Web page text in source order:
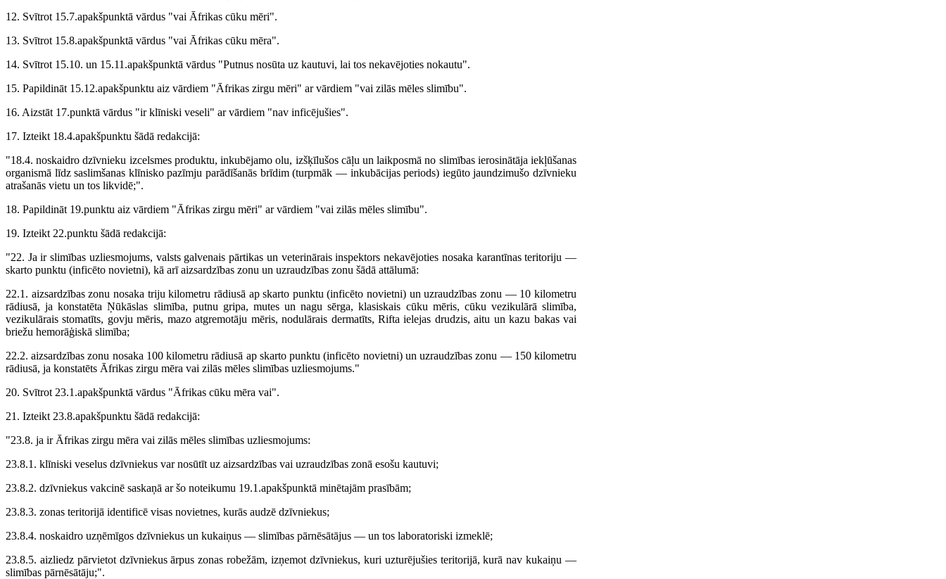
12. Svītrot 15.7.apakšpunktā vārdus "vai Āfrikas cūku mēri".
13. Svītrot 15.8.apakšpunktā vārdus "vai Āfrikas cūku mēra".
14. Svītrot 15.10. un 15.11.apakšpunktā vārdus "Putnus nosūta uz kautuvi, lai tos nekavējoties nokautu".
15. Papildināt 15.12.apakšpunktu aiz vārdiem "Āfrikas zirgu mēri" ar vārdiem "vai zilās mēles slimību".
16. Aizstāt 17.punktā vārdus "ir klīniski veseli" ar vārdiem "nav inficējušies".
17. Izteikt 18.4.apakšpunktu šādā redakcijā:
"18.4. noskaidro dzīvnieku izcelsmes produktu, inkubējamo olu, izšķīlušos cāļu un laikposmā no slimības ierosinātāja iekļūšanas
organismā līdz saslimšanas klīnisko pazīmju parādīšanās brīdim (turpmāk — inkubācijas periods) iegūto jaundzimušo dzīvnieku
atrašanās vietu un tos likvidē;".
18. Papildināt 19.punktu aiz vārdiem "Āfrikas zirgu mēri" ar vārdiem "vai zilās mēles slimību".
19. Izteikt 22.punktu šādā redakcijā:
"22. Ja ir slimības uzliesmojums, valsts galvenais pārtikas un veterinārais inspektors nekavējoties nosaka karantīnas teritoriju —
skarto punktu (inficēto novietni), kā arī aizsardzības zonu un uzraudzības zonu šādā attālumā:
22.1. aizsardzības zonu nosaka triju kilometru rādiusā ap skarto punktu (inficēto novietni) un uzraudzības zonu — 10 kilometru
rādiusā, ja konstatēta Ņūkāslas slimība, putnu gripa, mutes un nagu sērga, klasiskais cūku mēris, cūku vezikulārā slimība,
vezikulārais stomatīts, govju mēris, mazo atgremotāju mēris, nodulārais dermatīts, Rifta ielejas drudzis, aitu un kazu bakas vai
briežu hemorāģiskā slimība;
22.2. aizsardzības zonu nosaka 100 kilometru rādiusā ap skarto punktu (inficēto novietni) un uzraudzības zonu — 150 kilometru
rādiusā, ja konstatēts Āfrikas zirgu mēra vai zilās mēles slimības uzliesmojums."
20. Svītrot 23.1.apakšpunktā vārdus "Āfrikas cūku mēra vai".
21. Izteikt 23.8.apakšpunktu šādā redakcijā:
"23.8. ja ir Āfrikas zirgu mēra vai zilās mēles slimības uzliesmojums:
23.8.1. klīniski veselus dzīvniekus var nosūtīt uz aizsardzības vai uzraudzības zonā esošu kautuvi;
23.8.2. dzīvniekus vakcinē saskaņā ar šo noteikumu 19.1.apakšpunktā minētajām prasībām;
23.8.3. zonas teritorijā identificē visas novietnes, kurās audzē dzīvniekus;
23.8.4. noskaidro uzņēmīgos dzīvniekus un kukaiņus — slimības pārnēsātājus — un tos laboratoriski izmeklē;
23.8.5. aizliedz pārvietot dzīvniekus ārpus zonas robežām, izņemot dzīvniekus, kuri uzturējušies teritorijā, kurā nav kukaiņu —
slimības pārnēsātāju;".